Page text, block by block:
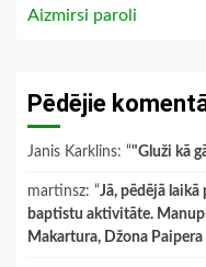
Aizmirsi paroli
Pēdējie
Janis Karklins: “"Gluži kā
martinsz: “Jā, pēdējā
baptistu aktivitāte.
Makartura, Džona